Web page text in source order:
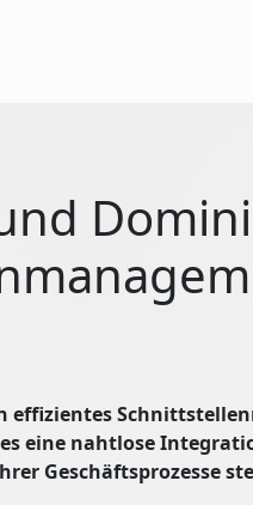
effizientes
eine nahtlose
Geschäftsprozesse